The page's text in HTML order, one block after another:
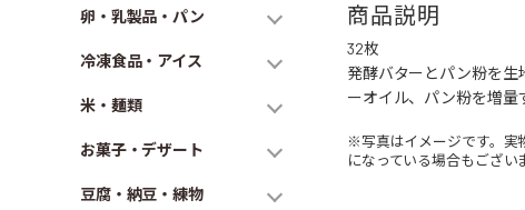
卵・乳製品・パン
冷凍食品・アイス
米・麺類
お菓子・デザート
豆腐・納豆・練物
商品説明
32枚
発酵バターとパン粉を
ーオイル、パン粉を増量
※写真はイメージです。実
になっている場合もござい